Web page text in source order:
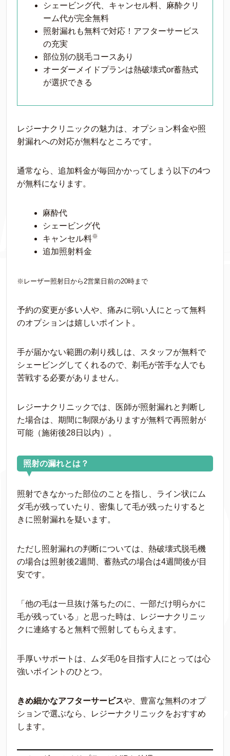
シェービング代、キャンセル料、麻酔クリ
ーム代が完全無料
照射漏れも無料で対応！アフターサービス
の充実
部位別の脱毛コースあり
オーダーメイドプランは熱破壊式or蓄熱式
が選択できる
レジーナクリニックの魅力は、オプション料金や照
射漏れへの対応が無料なところです。
通常なら、追加料金が毎回かかってしまう以下の4つ
が無料になります。
麻酔代
シェービング代
キャンセル料※
追加照射料金
※レーザー照射日から2営業日前の20時まで
予約の変更が多い人や、痛みに弱い人にとって無料
のオプションは嬉しいポイント。
手が届かない範囲の剃り残しは、スタッフが無料で
シェービングしてくれるので、剃毛が苦手な人でも
苦戦する必要がありません。
レジーナクリニックでは、医師が照射漏れと判断し
た場合は、期間に制限がありますが無料で再照射が
可能（施術後28日以内）。
照射の漏れとは？
▼
照射できなかった部位のことを指し、ライン状にム
ダ毛が残っていたり、密集して毛が残ったりすると
きに照射漏れを疑います。
ただし照射漏れの判断については、熱破壊式脱毛機
の場合は照射後2週間、蓄熱式の場合は4週間後が目
安です。
「他の毛は一旦抜け落ちたのに、一部だけ明らかに
毛が残っている」と思った時は、レジーナクリニッ
クに連絡すると無料で照射してもらえます。
手厚いサポートは、ムダ毛0を目指す人にとっては心
強いポイントのひとつ。
きめ細かなアフターサービスや、豊富な無料のオプ
ションで選ぶなら、レジーナクリニックをおすすめ
します。